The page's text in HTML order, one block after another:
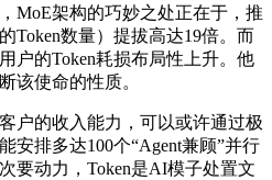
MoE架构的巧妙之处正在于，推
Token数量）提拔高达19倍。而
户的Token耗损布局性上升。他
该使命的性质。
的收入能力，可以或许通过极
安排多达100个“Agent兼顾”并行
要动力，Token是AI模子处置文